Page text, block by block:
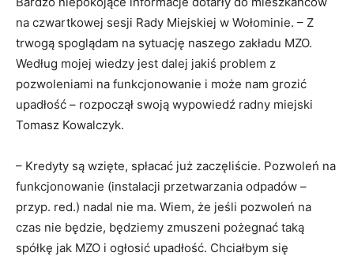
na czwartkowej sesji Rady Miejskiej w Wołominie. – Z
trwogą spoglądam na sytuację naszego zakładu MZO.
Według mojej wiedzy jest dalej jakiś problem z
pozwoleniami na funkcjonowanie i może nam grozić
upadłość – rozpoczął swoją wypowiedź radny miejski
Tomasz Kowalczyk.
– Kredyty są wzięte, spłacać już zaczęliście. Pozwoleń na
funkcjonowanie (instalacji przetwarzania odpadów –
przyp. red.) nadal nie ma. Wiem, że jeśli pozwoleń na
czas nie będzie, będziemy zmuszeni pożegnać taką
spółkę jak MZO i ogłosić upadłość. Chciałbym się